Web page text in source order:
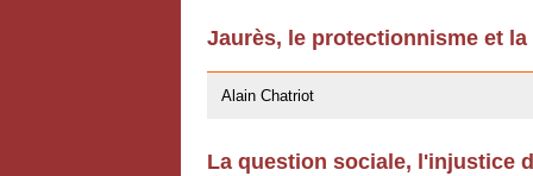
Jaurès, le protectionnisme et
Alain Chatriot
La question sociale, l'injustice